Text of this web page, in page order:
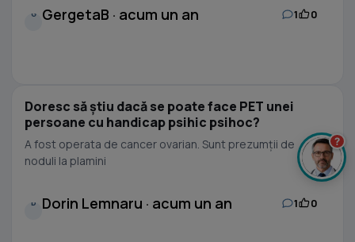
G GergetaB · acum un an 1 0
Doresc să știu dacă se poate face PET unei
persoane cu handicap psihic psihoc?
A fost operata de cancer ovarian. Sunt prezumții de
noduli la plamini
D Dorin Lemnaru · acum un an 1 0
?